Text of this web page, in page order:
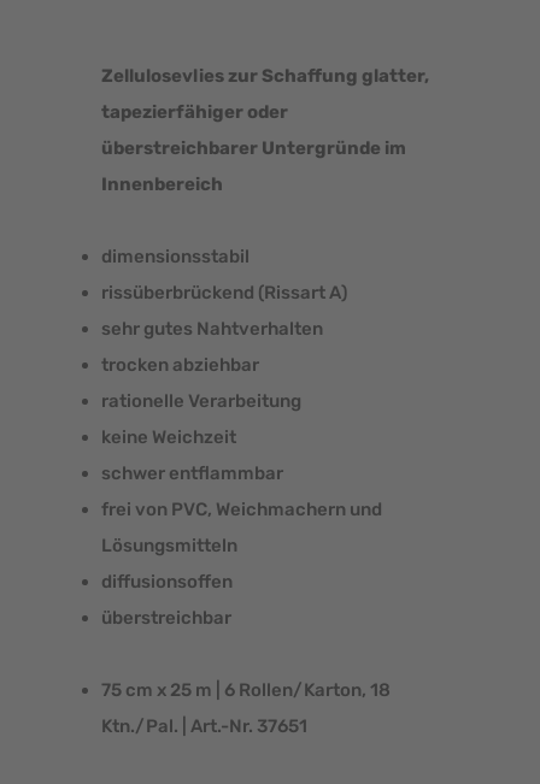
Zellulosevlies zur Schaffung glatter,
tapezierfähiger oder
überstreichbarer Untergründe im
Innenbereich
dimensionsstabil
rissüberbrückend (Rissart A)
sehr gutes Nahtverhalten
trocken abziehbar
rationelle Verarbeitung
keine Weichzeit
schwer entflammbar
frei von PVC, Weichmachern und
Lösungsmitteln
diffusionsoffen
überstreichbar
75 cm x 25 m | 6 Rollen/Karton, 18
Ktn./Pal. | Art.-Nr. 37651